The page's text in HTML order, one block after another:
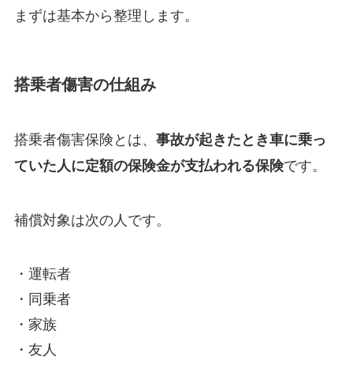
まずは基本から整理します。
搭乗者傷害の仕組み
搭乗者傷害保険とは、 事故が起きたとき車に乗っ
ていた人に定額の保険金が支払われる保険です。
補償対象は次の人です。
・運転者
・同乗者
・家族
・友人